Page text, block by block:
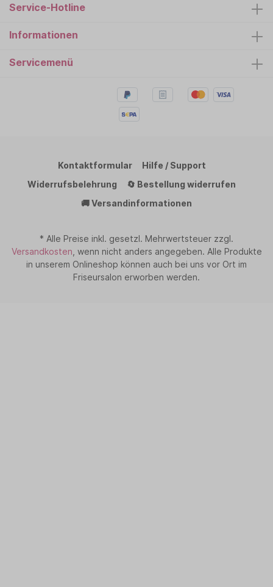
Service-Hotline
Informationen
Servicemenü
Kontaktformular
Hilfe / Support
Widerrufsbelehrung
🔄 Bestellung widerrufen
🚚 Versandinformationen
* Alle Preise inkl. gesetzl. Mehrwertsteuer zzgl.
Versandkosten , wenn nicht anders angegeben. Alle Produkte
in unserem Onlineshop können auch bei uns vor Ort im
Friseursalon erworben werden.